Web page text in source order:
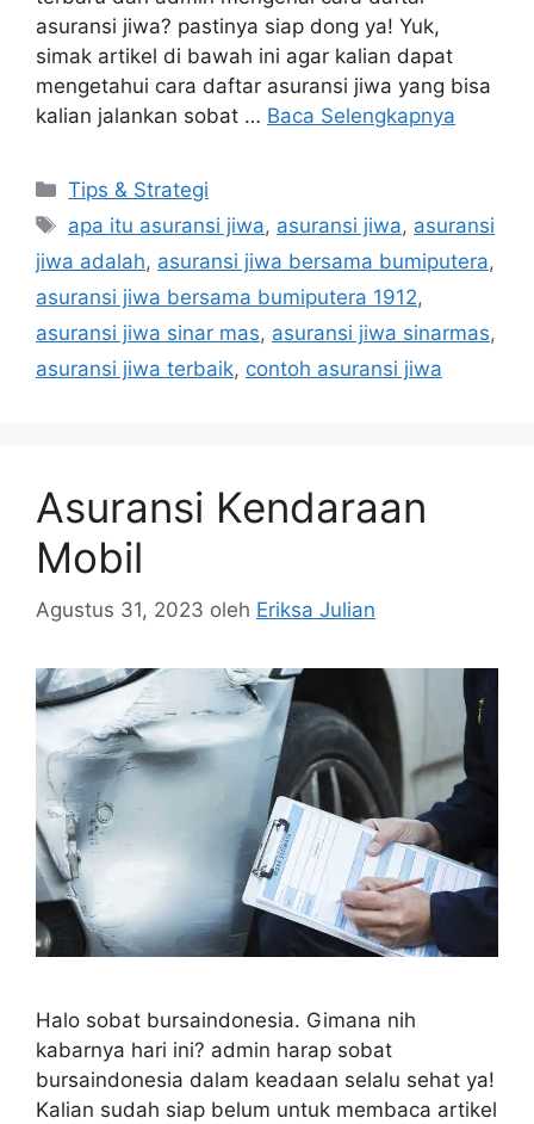
asuransi jiwa? pastinya siap dong ya! Yuk,
simak artikel di bawah ini agar kalian dapat
mengetahui cara daftar asuransi jiwa yang bisa
kalian jalankan sobat … Baca Selengkapnya
Kategori
Tips & Strategi
Tag
apa itu asuransi jiwa, asuransi jiwa, asuransi
jiwa adalah, asuransi jiwa bersama bumiputera,
asuransi jiwa bersama bumiputera 1912,
asuransi jiwa sinar mas, asuransi jiwa sinarmas,
asuransi jiwa terbaik, contoh asuransi jiwa
Asuransi Kendaraan
Mobil
Agustus 31, 2023 oleh Eriksa Julian
Halo sobat bursaindonesia. Gimana nih
kabarnya hari ini? admin harap sobat
bursaindonesia dalam keadaan selalu sehat ya!
Kalian sudah siap belum untuk membaca artikel